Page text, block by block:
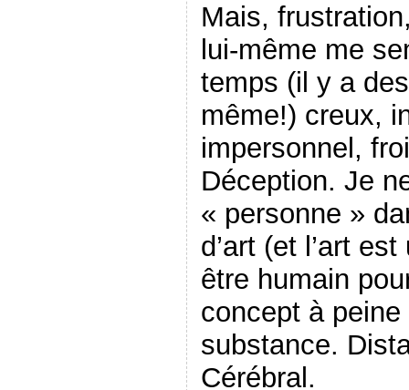
Mais,
lui-même me
temps (il y a
même!) creux,
impersonnel,
Déception. Je
« personne »
d’art (et l’art
être humain
concept à
substance.
Cérébral.